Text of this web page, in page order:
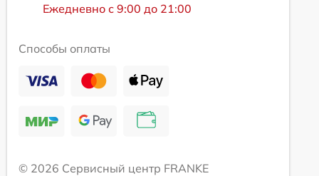
Ежедневно с 9:00 до 21:00
Способы оплаты
© 2026 Сервисный центр FRANKE